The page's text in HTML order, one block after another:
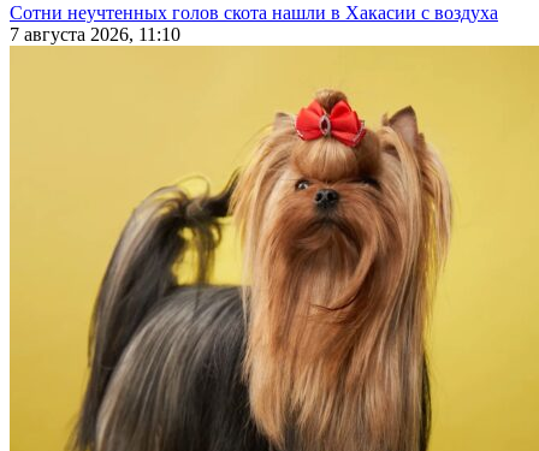
Сотни неучтенных голов скота нашли в Хакасии с воздуха
7 августа 2026, 11:10